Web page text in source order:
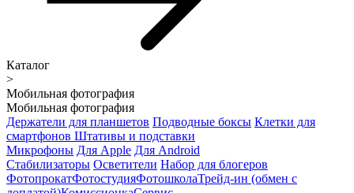
Каталог
>
Мобильная фотография
Мобильная фотография
Держатели для планшетов Подводные боксы Клетки для
смартфонов Штативы и подставки
Микрофоны Для Apple Для Android
Стабилизаторы Осветители Набор для блогеров
ФотопрокатФотостудияФотошколаТрейд-ин (обмен с